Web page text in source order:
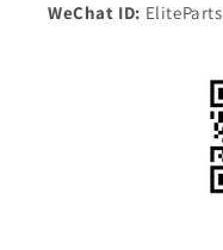
WeChat ID: EliteParts